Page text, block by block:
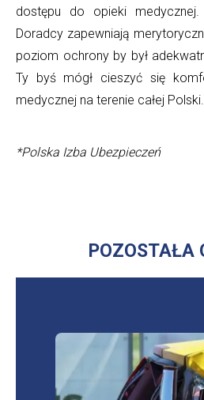
dostępu do opieki
Doradcy zapewniają
poziom ochrony by był
Ty byś mógł cieszyć się
medycznej na terenie całej Polski.
*Polska Izba Ubezpieczeń
POZOSTAŁA